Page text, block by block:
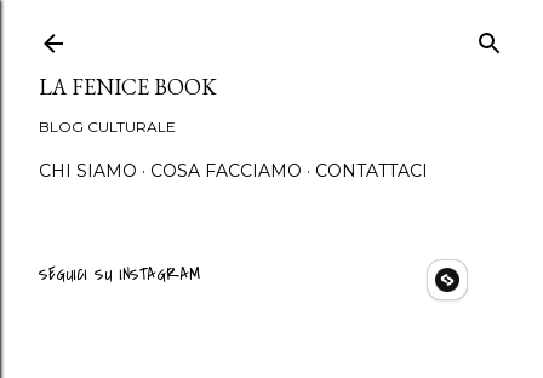
Passa ai contenuti
LA FENICE BOOK
BLOG CULTURALE
CHI SIAMO COSA FACCIAMO CONTATTACI
SEGUICI SU INSTAGRAM